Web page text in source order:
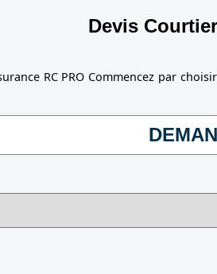
Devis
RC PRO Commencez par